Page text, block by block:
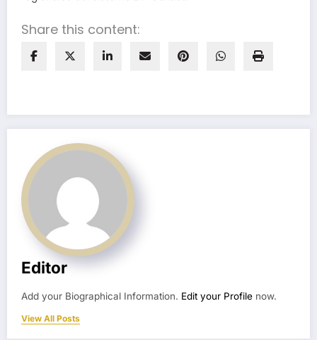
Share this content:
Editor
Add your Biographical Information. Edit your Profile now.
View All Posts